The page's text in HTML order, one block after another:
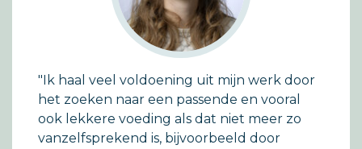
"Ik haal veel voldoening uit mijn werk door
het zoeken naar een passende en vooral
ook lekkere voeding als dat niet meer zo
vanzelfsprekend is, bijvoorbeeld door